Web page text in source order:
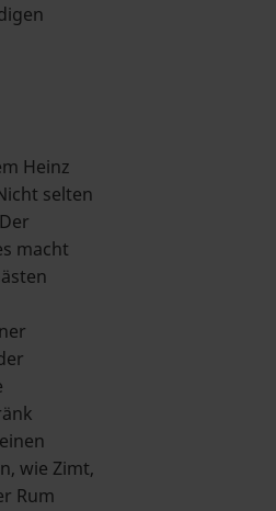
Heinz
selten
macht
wie Zimt,
Rum